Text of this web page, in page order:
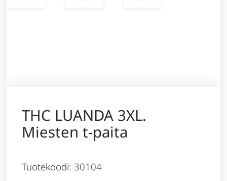
THC LUANDA 3XL.
Miesten t-paita
Tuotekoodi: 30104